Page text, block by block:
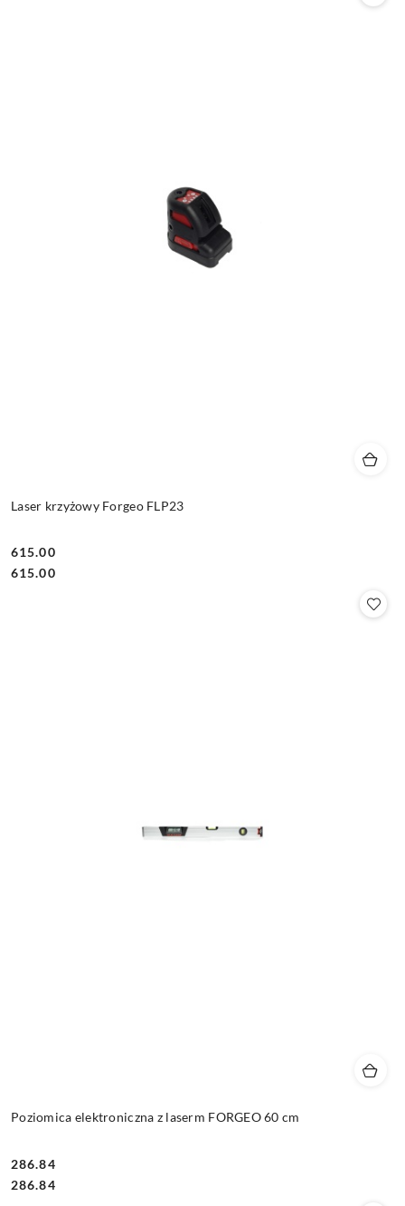
Laser krzyżowy Forgeo FLP23
Cena:
615.00
Cena:
615.00
Poziomica elektroniczna z laserm FORGEO 60 cm
Cena:
286.84
Cena:
286.84